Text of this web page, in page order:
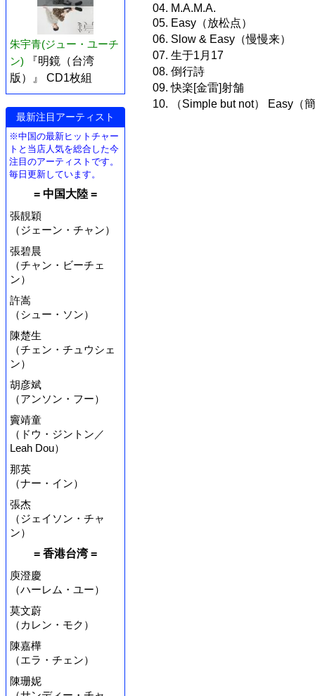
朱宇青(ジュー・ユーチ
ン)
『明鏡（台湾
版）』 CD1枚組
最新注目アーティスト
※中国の最新ヒットチャー
トと当店人気を総合した今
注目のアーティストです。
毎日更新しています。
= 中国大陸 =
張靚穎
（ジェーン・チャン）
張碧晨
（チャン・ビーチェ
ン）
許嵩
（シュー・ソン）
陳楚生
（チェン・チュウシェ
ン）
胡彦斌
（アンソン・フー）
竇靖童
（ドウ・ジントン／
Leah Dou）
那英
（ナー・イン）
張杰
（ジェイソン・チャ
ン）
= 香港台湾 =
庾澄慶
（ハーレム・ユー）
莫文蔚
（カレン・モク）
陳嘉樺
（エラ・チェン）
陳珊妮
04. M.A.M.A.
05. Easy（放松点）
06. Slow & Easy（慢慢来）
07. 生于1月17
08. 倒行詩
09. 快楽[金雷]射舗
10. （Simple but not） Easy（